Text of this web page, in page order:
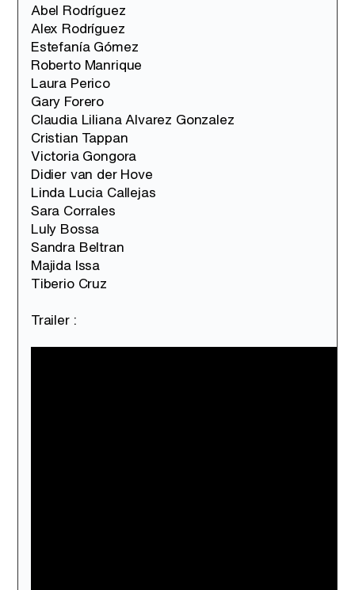
Abel Rodríguez
Alex Rodríguez
Estefanía Gómez
Roberto Manrique
Laura Perico
Gary Forero
Claudia Liliana Alvarez Gonzalez
Cristian Tappan
Victoria Gongora
Didier van der Hove
Linda Lucia Callejas
Sara Corrales
Luly Bossa
Sandra Beltran
Majida Issa
Tiberio Cruz
Trailer :